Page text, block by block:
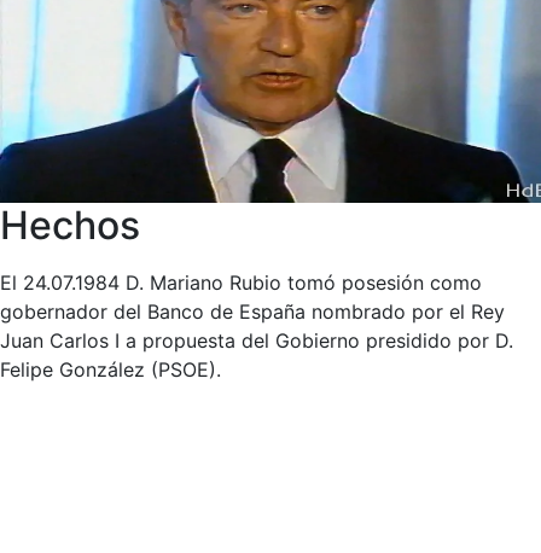
Hechos
El 24.07.1984 D. Mariano Rubio tomó posesión como
gobernador del Banco de España nombrado por el Rey
Juan Carlos I a propuesta del Gobierno presidido por D.
Felipe González (PSOE).